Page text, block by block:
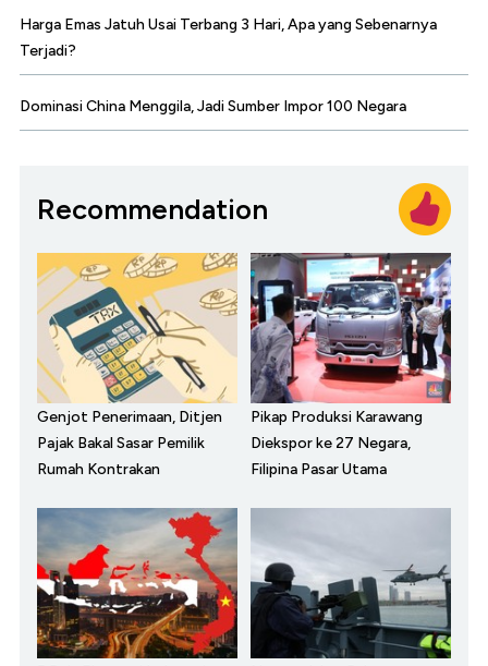
Harga Emas Jatuh Usai Terbang 3 Hari, Apa yang Sebenarnya
Terjadi?
Dominasi China Menggila, Jadi Sumber Impor 100 Negara
Recommendation
Genjot Penerimaan, Ditjen
Pajak Bakal Sasar Pemilik
Rumah Kontrakan
Pikap Produksi Karawang
Diekspor ke 27 Negara,
Filipina Pasar Utama